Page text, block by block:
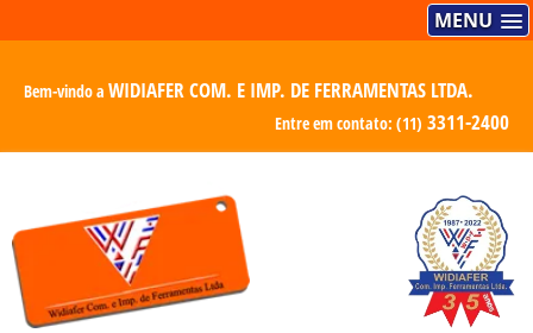
MENU
Bem-vindo a WIDIAFER COM. E IMP. DE FERRAMENTAS LTDA.
Entre em contato: (11) 3311-2400